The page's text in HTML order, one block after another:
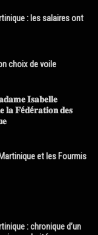
: les salaires ont
choix de voile
𝐈𝐬𝐚𝐛𝐞𝐥𝐥𝐞
𝐅é𝐝é𝐫𝐚𝐭𝐢𝐨𝐧 𝐝𝐞𝐬
et les Fourmis
: chronique d’un